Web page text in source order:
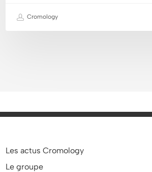
Cromology
Les actus Cromology
Le groupe